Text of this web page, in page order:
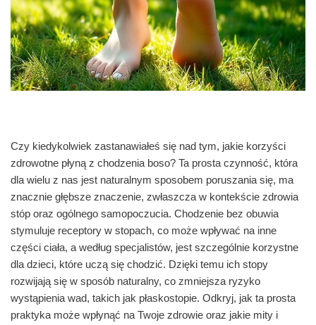
Czy kiedykolwiek zastanawiałeś się nad tym, jakie korzyści
zdrowotne płyną z chodzenia boso? Ta prosta czynność, która
dla wielu z nas jest naturalnym sposobem poruszania się, ma
znacznie głębsze znaczenie, zwłaszcza w kontekście zdrowia
stóp oraz ogólnego samopoczucia. Chodzenie bez obuwia
stymuluje receptory w stopach, co może wpływać na inne
części ciała, a według specjalistów, jest szczególnie korzystne
dla dzieci, które uczą się chodzić. Dzięki temu ich stopy
rozwijają się w sposób naturalny, co zmniejsza ryzyko
wystąpienia wad, takich jak płaskostopie. Odkryj, jak ta prosta
praktyka może wpłynąć na Twoje zdrowie oraz jakie mity i